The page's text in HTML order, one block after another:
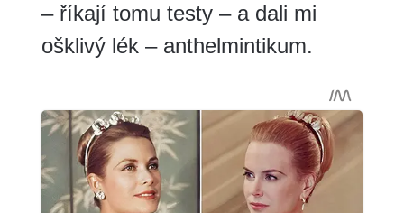
– říkají tomu testy – a dali mi
ošklivý lék – anthelmintikum.